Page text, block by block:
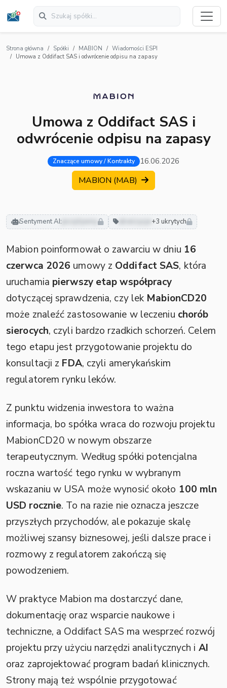
Strona główna Spółki MABION
Wiadomości ESPI
Umowa z Oddifact SAS i odwrócenie odpisu na zapasy
Umowa z Oddifact SAS i
odwrócenie odpisu na zapasy
Znaczące umowy / Kontrakty 16.06.2026
MABION (MAB)
Sentyment AI: pozytywny +3 ukrytych
Mabion poinformował o zawarciu w dniu 16
czerwca 2026 umowy z Oddifact SAS, która
uruchamia pierwszy etap współpracy
dotyczącej sprawdzenia, czy lek MabionCD20
może znaleźć zastosowanie w leczeniu chorób
sierocych, czyli bardzo rzadkich schorzeń. Celem
tego etapu jest przygotowanie projektu do
konsultacji z FDA, czyli amerykańskim
regulatorem rynku leków.
Z punktu widzenia inwestora to ważna
informacja, bo spółka wraca do rozwoju projektu
MabionCD20 w nowym obszarze
terapeutycznym. Według spółki potencjalna
roczna wartość tego rynku w wybranym
wskazaniu w USA może wynosić około 100 mln
USD rocznie. To na razie nie oznacza jeszcze
przyszłych przychodów, ale pokazuje skalę
możliwej szansy biznesowej, jeśli dalsze prace i
rozmowy z regulatorem zakończą się
powodzeniem.
W praktyce Mabion ma dostarczyć dane,
dokumentację oraz wsparcie naukowe i
techniczne, a Oddifact SAS ma wesprzeć rozwój
projektu przy użyciu narzędzi analitycznych i AI
oraz zaprojektować program badań klinicznych.
Strony mają też wspólnie przygotować